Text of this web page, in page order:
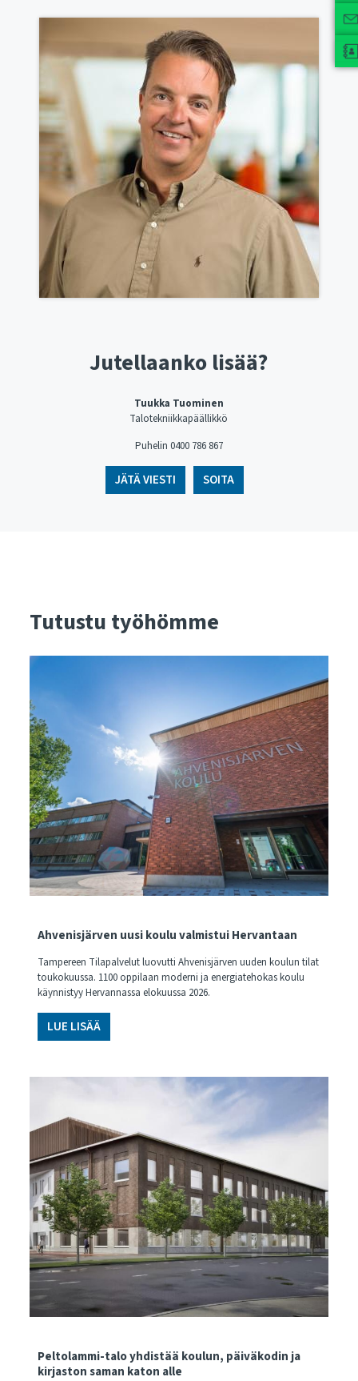
Jutellaanko lisää?
Tuukka Tuominen
Talotekniikkapäällikkö
Puhelin ​​​​​​​0400 786 867
JÄTÄ VIESTI SOITA
Tutustu työhömme
Ahvenisjärven uusi koulu valmistui Hervantaan
Tampereen Tilapalvelut luovutti Ahvenisjärven uuden koulun tilat
toukokuussa. 1100 oppilaan moderni ja energiatehokas koulu
käynnistyy Hervannassa elokuussa 2026.
LUE LISÄÄ
Peltolammi-talo yhdistää koulun, päiväkodin ja
kirjaston saman katon alle